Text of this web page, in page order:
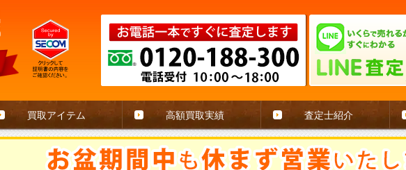
買取アイテム 高額買取実績 査定士紹介